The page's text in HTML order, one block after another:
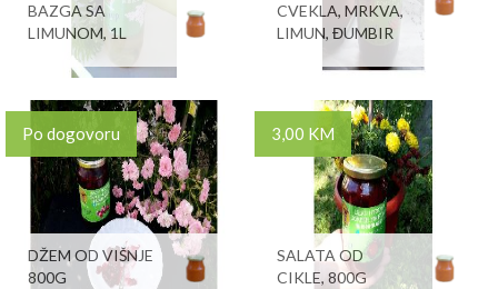
BAZGA SA
LIMUNOM, 1L
CVEKLA, MRKVA,
LIMUN, ĐUMBIR
Po dogovoru
DŽEM OD VIŠNJE
800G
3,00 KM
SALATA OD
CIKLE, 800G